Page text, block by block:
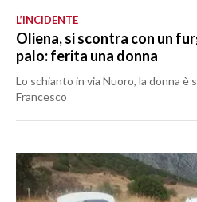
L’INCIDENTE
Oliena, si scontra con un
palo: ferita una donna
Lo schianto in via Nuoro, la donna è
Francesco